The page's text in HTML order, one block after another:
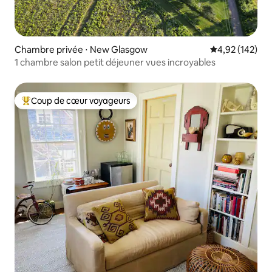
Chambre privée ⋅ New Glasgow Évaluation
4,92 (142)
1 chambre salon petit déjeuner vues incroyables
Coups de cœur voyageurs les plus appréciés
Coup de cœur voyageurs